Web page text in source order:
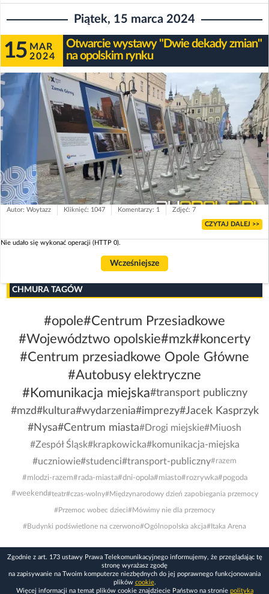
Piątek, 15 marca 2024
15 MAR
2024
Otwarcie wystawy "Dwie dekady zmian"
na opolskim rynku
Autor: Woytazz Kliknięć: 1047 Komentarzy: 1 Zdjęć: 7
CZYTAJ DALEJ >>
Nie udało się wykonać operacji (HTTP 0).
Wcześniejsze
CHMURA TAGÓW
#opole#Centrum Przesiadkowe
#Województwo opolskie#mzk#koncerty
#Centrum przesiadkowe Opole Główne
#Autobusy elektryczne
#Komunikacja miejska#transport publiczny
#mzd#kultura#wydarzenia#imprezy#Jacek Kasprzyk
#Nysa#Centrum miasta#Drogi miejskie#Miuosh
#Zespół Śląsk#krapkowicka#komunikacja-miejska
#uczniowie#studenci#transport-publiczny#razem
#mlodzi-razem#rada-miasta#dni-opola#miasto#rozrywka#pogoda
#weekend#teatr#czas-wolny#Międzynarodowy dzień zapobiegania przemocy
#Przemoc wobec dzieci#Mówimy nie dla przemocy
#Budynki podświetlone na czerwono#Ogólnopolska akcja#Itaka Arena
Zgodnie z art. 173 ustawy Prawa Telekomunikacyjnego informujemy, że przeglądając tę
stronę wyrażasz zgodę
na zapisywanie na Twoim komputerze niezbędnych do jej poprawnego funkcjonowania
plików cookie.
Więcej informacji na temat plików cookie znajdziecie Państwo na stronie polityka